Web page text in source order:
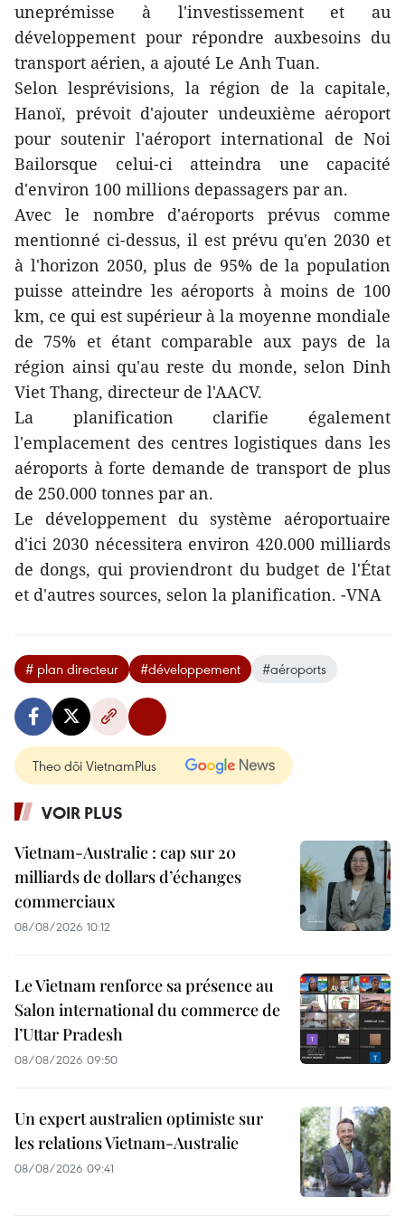
uneprémisse à l'investissement et au
développement pour répondre auxbesoins du
transport aérien, a ajouté Le Anh Tuan.
Selon lesprévisions, la région de la capitale,
Hanoï, prévoit d'ajouter undeuxième aéroport
pour soutenir l'aéroport international de Noi
Bailorsque celui-ci atteindra une capacité
d'environ 100 millions depassagers par an.
Avec le nombre d'aéroports prévus comme
mentionné ci-dessus, il est prévu qu'en 2030 et
à l'horizon 2050, plus de 95% de la population
puisse atteindre les aéroports à moins de 100
km, ce qui est supérieur à la moyenne mondiale
de 75% et étant comparable aux pays de la
région ainsi qu'au reste du monde, selon Dinh
Viet Thang, directeur de l'AACV.
La planification clarifie également
l'emplacement des centres logistiques dans les
aéroports à forte demande de transport de plus
de 250.000 tonnes par an.
Le développement du système aéroportuaire
d'ici 2030 nécessitera environ 420.000 milliards
de dongs, qui proviendront du budget de l'État
et d'autres sources, selon la planification. -VNA
# plan directeur #développement #aéroports
Theo dõi VietnamPlus
VOIR PLUS
Vietnam-Australie : cap sur 20
milliards de dollars d’échanges
commerciaux
08/08/2026 10:12
Le Vietnam renforce sa présence au
Salon international du commerce de
l’Uttar Pradesh
08/08/2026 09:50
Un expert australien optimiste sur
les relations Vietnam-Australie
08/08/2026 09:41